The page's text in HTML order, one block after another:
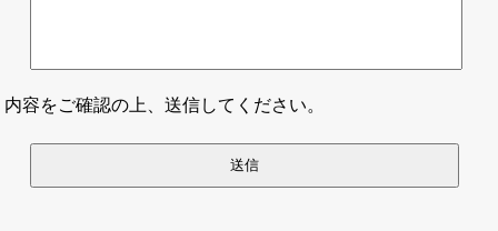
内容をご確認の上、送信してください。